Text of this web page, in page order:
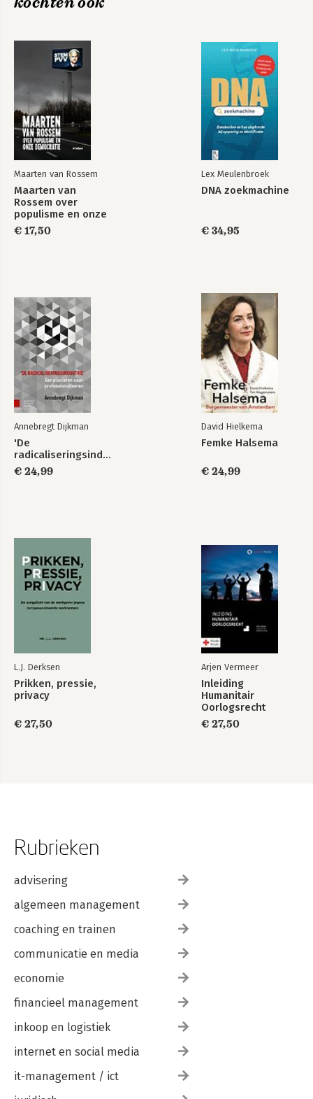
Van Dale
Pocketwoordenboek
Frans-Nederlands
Van Dale
grootletter NL
Te doy mi palabra
Van Dale
Pocketwoordenboek
Spaans-
Nederlands
Bekijk alle boeken
Maarten van Rossem
Maarten van
Rossem over
populisme en onze
democratie
€ 17,50
Lex Meulenbroek
DNA zoekmachine
€ 34,95
Annebregt Dijkman
'De
radicaliseringsindustrie'
€ 24,99
David Hielkema
Femke Halsema
€ 24,99
L.J. Derksen
Prikken, pressie,
privacy
€ 27,50
Arjen Vermeer
Inleiding
Humanitair
Oorlogsrecht
€ 27,50
Rubrieken
advisering
algemeen management
coaching en trainen
communicatie en media
economie
financieel management
inkoop en logistiek
internet en social media
it-management / ict